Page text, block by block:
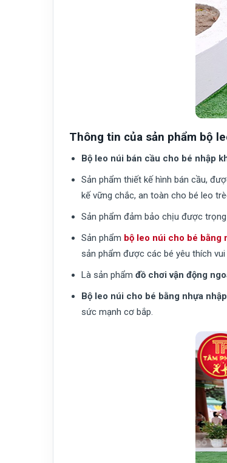
Thông tin của sản phẩm bộ
Bộ leo núi bán cầu cho bé nhập
Sản phẩm thiết kế hình bán cầu,
kế vững chắc, an toàn cho bé leo
Sản phẩm đảm bảo chịu được
Sản phẩm bộ leo núi cho bé bằng
sản phẩm được các bé yêu thích vui
Là sản phẩm đồ chơi vận động
Bộ leo núi cho bé bằng nhựa
sức mạnh cơ bắp.